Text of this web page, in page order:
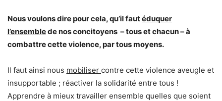
Nous voulons dire pour cela, qu’il fautéduquer
l’ensemblede nos concitoyens – tous et chacun – à
combattre cette violence, par tous moyens.
Il faut ainsi nous mobiliser contre cette violence aveugle et
insupportable ; réactiver la solidarité entre tous !
Apprendre à mieux travailler ensemble quelles que soient